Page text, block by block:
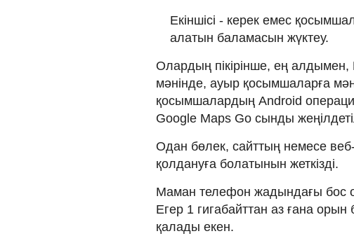
Екіншісі - керек емес
алатын баламасын жүктеу.
Олардың пікірінше, ең
мәнінде, ауыр қосымшаларға
қосымшалардың Android
Google Maps Go сынды
Одан бөлек, сайттың немесе веб-
қолдануға болатынын жеткізді.
Маман телефон жадындағы бос
Егер 1 гигабайттан аз ғана
қалады екен.